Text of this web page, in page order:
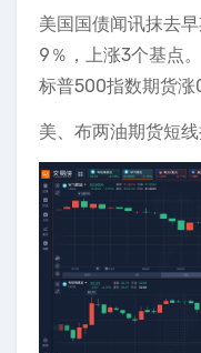
美国国债闻讯抹去
9％，上涨3个基点
标普500指数期货涨
美、布两油期货短线